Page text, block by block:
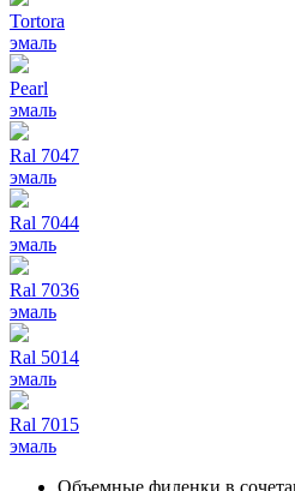
Tortora
эмаль
Pearl
эмаль
Ral 7047
эмаль
Ral 7044
эмаль
Ral 7036
эмаль
Ral 5014
эмаль
Ral 7015
эмаль
Объемные филенки в